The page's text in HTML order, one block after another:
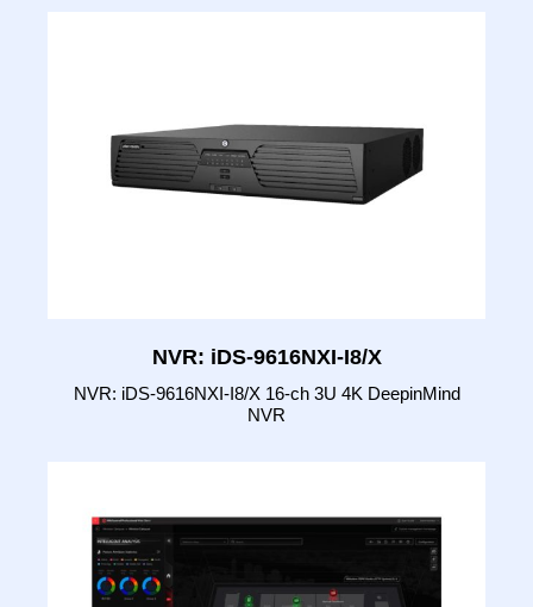
NVR: iDS-9616NXI-I8/X
NVR: iDS-9616NXI-I8/X 16-ch 3U 4K DeepinMind
NVR